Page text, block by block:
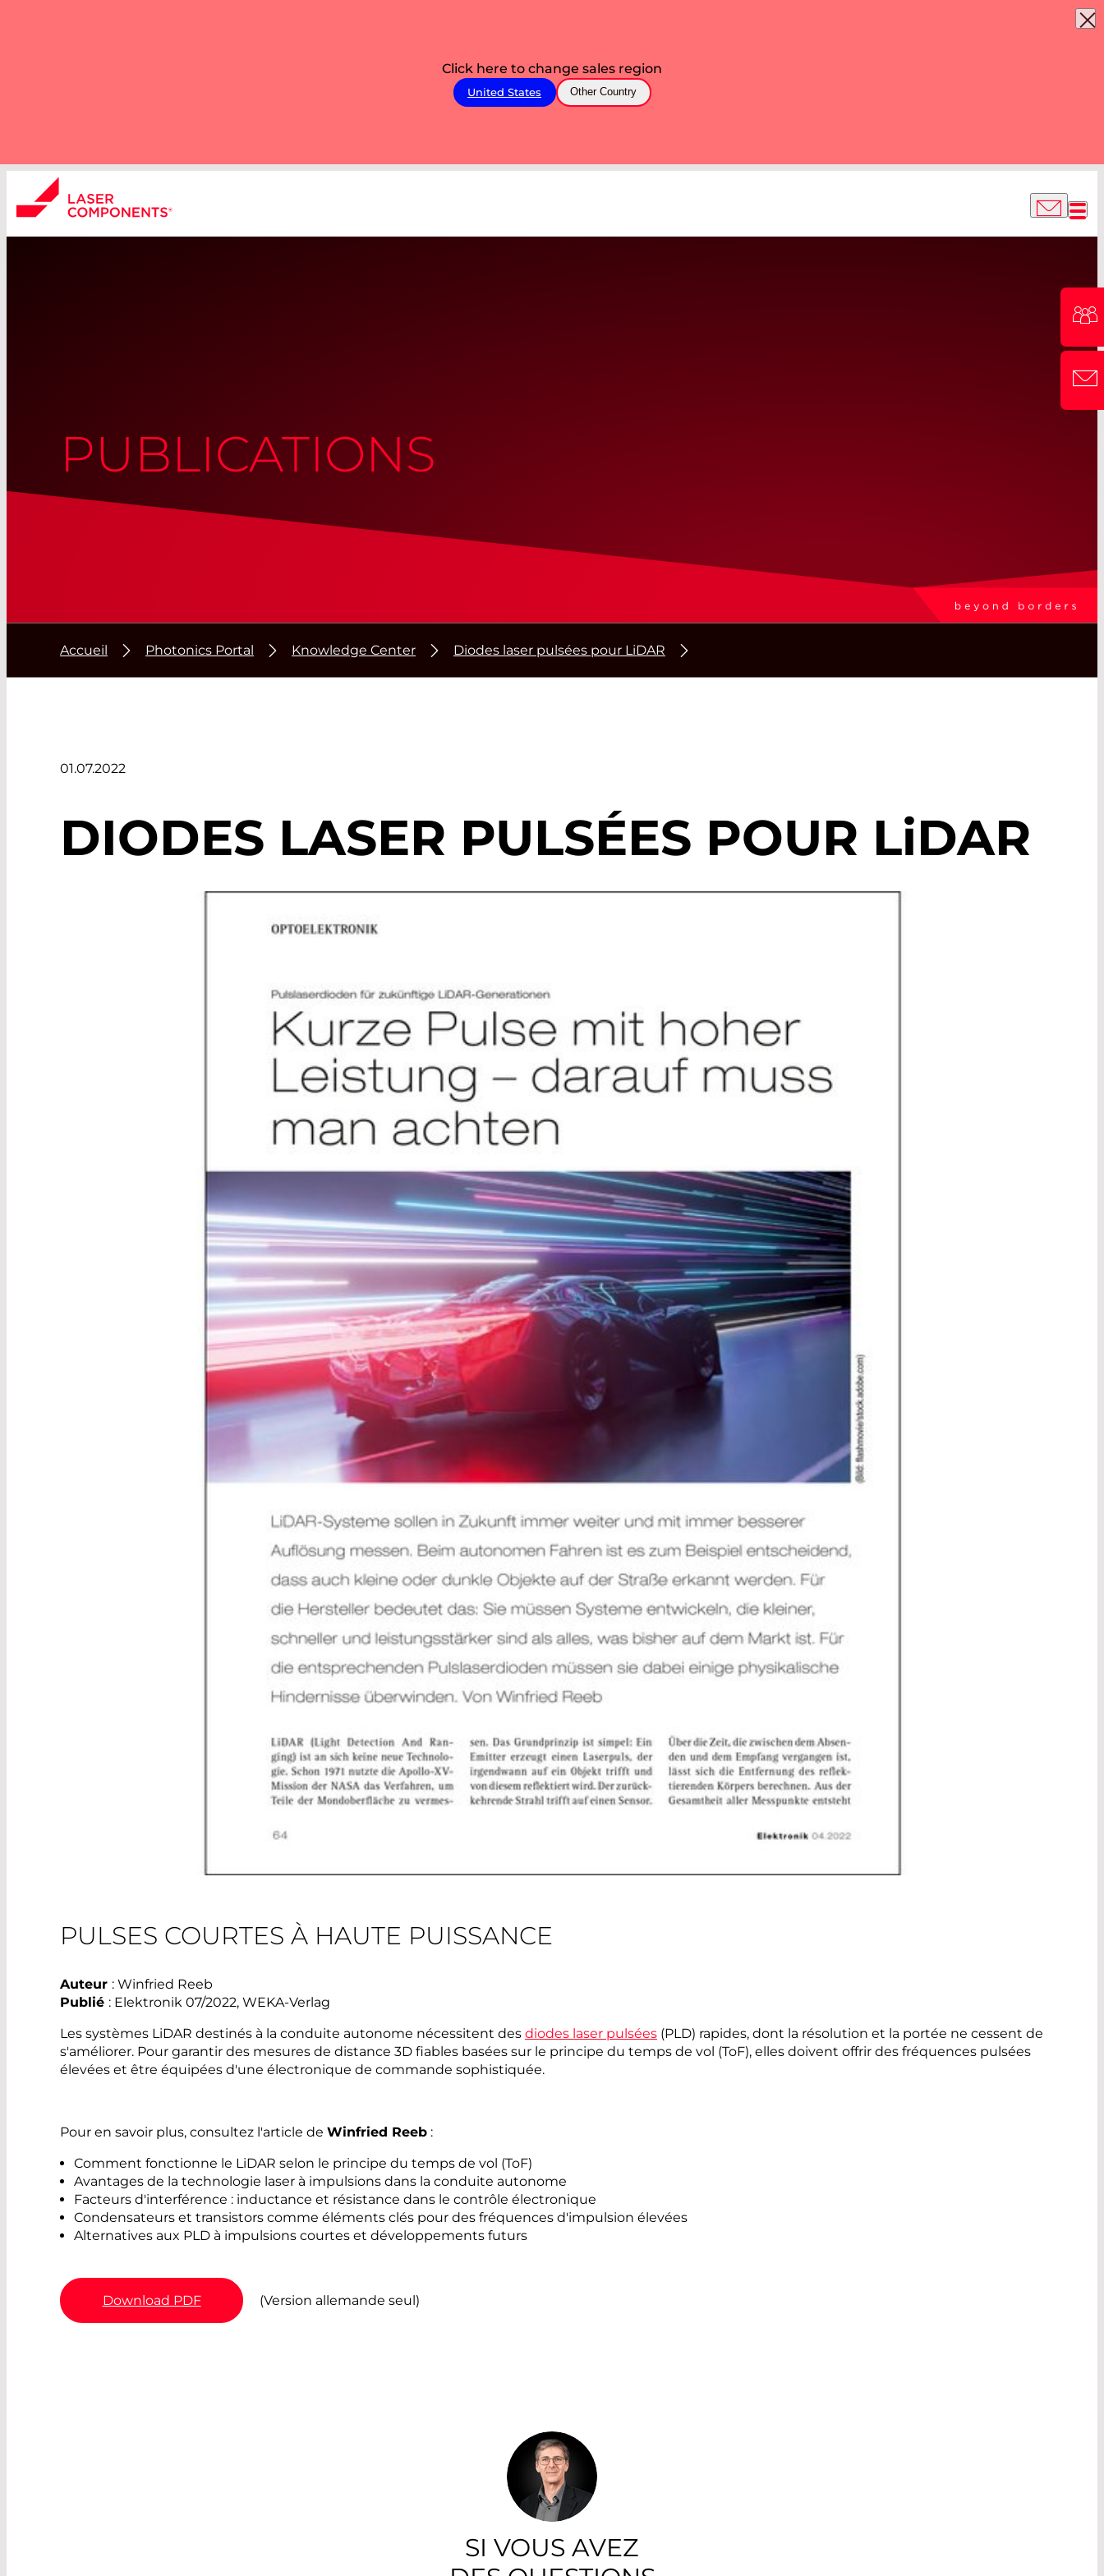
Click here to change sales region
United States Other Country
PUBLICATIONS
Accueil Photonics Portal Knowledge Center Diodes laser pulsées pour LiDAR
01.07.2022
DIODES LASER PULSÉES POUR LiDAR
PULSES COURTES À HAUTE PUISSANCE
Auteur : Winfried Reeb
Publié : Elektronik 07/2022, WEKA-Verlag
Les systèmes LiDAR destinés à la conduite autonome nécessitent des diodes laser pulsées (PLD) rapides, dont la résolution et la portée ne cessent de
s'améliorer. Pour garantir des mesures de distance 3D fiables basées sur le principe du temps de vol (ToF), elles doivent offrir des fréquences pulsées
élevées et être équipées d'une électronique de commande sophistiquée.
Pour en savoir plus, consultez l'article de Winfried Reeb :
Comment fonctionne le LiDAR selon le principe du temps de vol (ToF)
Avantages de la technologie laser à impulsions dans la conduite autonome
Facteurs d'interférence : inductance et résistance dans le contrôle électronique
Condensateurs et transistors comme éléments clés pour des fréquences d'impulsion élevées
Alternatives aux PLD à impulsions courtes et développements futurs
Download PDF (Version allemande seul)
SI VOUS AVEZ